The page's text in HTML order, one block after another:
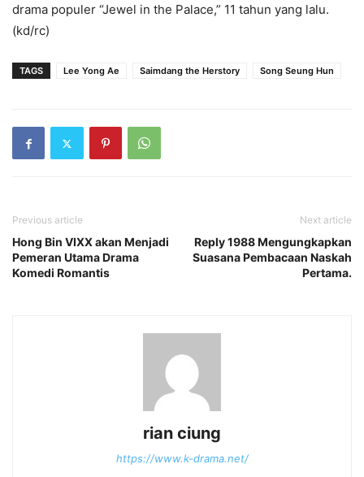
drama populer “Jewel in the Palace,” 11 tahun yang lalu.
(kd/rc)
TAGS Lee Yong Ae Saimdang the Herstory Song Seung Hun
Previous article
Hong Bin VIXX akan Menjadi
Pemeran Utama Drama
Komedi Romantis
Next article
Reply 1988 Mengungkapkan
Suasana Pembacaan Naskah
Pertama.
rian ciung
https://www.k-drama.net/